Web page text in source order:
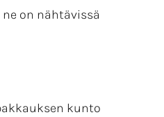
on nähtävissä
kunto